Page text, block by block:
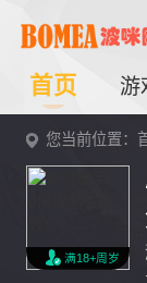
首页 游
您当前位置：
满18+周岁